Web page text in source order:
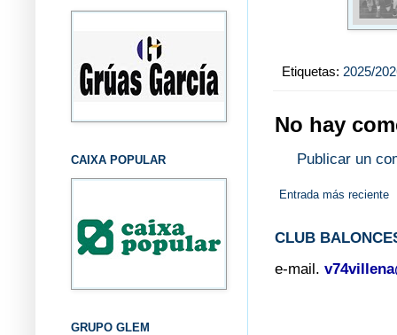
Etiquetas: 2025/
No hay
Publicar un
Entrada más reciente
CLUB
e-mail.
CAIXA POPULAR
GRUPO GLEM